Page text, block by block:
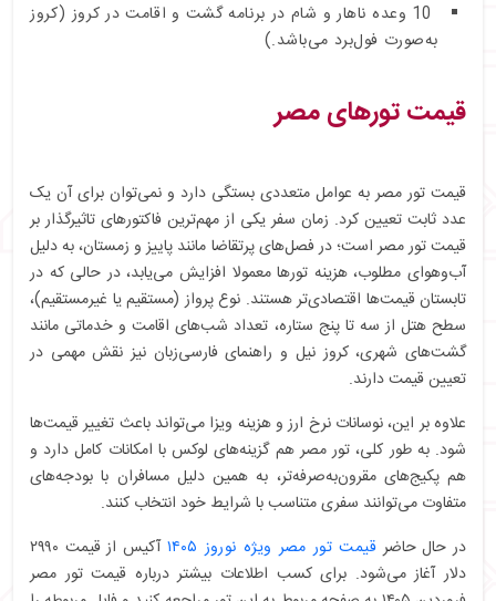
10 وعده ناهار و شام در برنامه گشت و اقامت در کروز (کروز
به‌صورت فول‌برد می‌باشد.)
قیمت تورهای مصر
قیمت تور مصر به عوامل متعددی بستگی دارد و نمی‌توان برای آن یک
عدد ثابت تعیین کرد. زمان سفر یکی از مهم‌ترین فاکتورهای تاثیرگذار بر
قیمت تور مصر است؛ در فصل‌های پرتقاضا مانند پاییز و زمستان، به‌ دلیل
آب‌وهوای مطلوب، هزینه تورها معمولا افزایش می‌یابد، در حالی که در
تابستان قیمت‌ها اقتصادی‌تر هستند. نوع پرواز (مستقیم یا غیرمستقیم)،
سطح هتل از سه تا پنج ستاره، تعداد شب‌های اقامت و خدماتی مانند
گشت‌های شهری، کروز نیل و راهنمای فارسی‌زبان نیز نقش مهمی در
تعیین قیمت دارند.
علاوه بر این، نوسانات نرخ ارز و هزینه ویزا می‌تواند باعث تغییر قیمت‌ها
شود. به‌ طور کلی، تور مصر هم گزینه‌های لوکس با امکانات کامل دارد و
هم پکیج‌های مقرون‌به‌صرفه‌تر، به همین دلیل مسافران با بودجه‌های
متفاوت می‌توانند سفری متناسب با شرایط خود انتخاب کنند.
در حال حاضرقیمت تور مصر ویژه نوروز ۱۴۰۵
آکیس از قیمت ۲۹۹۰
دلار آغاز می‌شود. برای کسب اطلاعات بیشتر درباره قیمت تور مصر